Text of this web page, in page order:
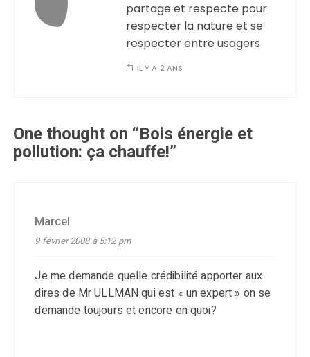
partage et respecte pour
respecter la nature et se
respecter entre usagers
IL Y A 2 ANS
One thought on “Bois énergie et
pollution: ça chauffe!”
Marcel
9 février 2008 à 5:12 pm
Je me demande quelle crédibilité apporter aux
dires de Mr ULLMAN qui est « un expert » on se
demande toujours et encore en quoi?